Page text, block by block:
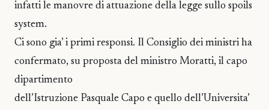
infatti le manovre di attuazione della legge sullo spoils
system.
Ci sono gia’ i primi responsi. Il Consiglio dei ministri ha
confermato, su proposta del ministro Moratti, il capo
dipartimento
dell’Istruzione Pasquale Capo e quello dell’Universita’